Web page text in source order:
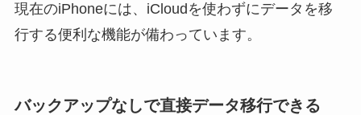
現在のiPhoneには、iCloudを使わずにデータを移
行する便利な機能が備わっています。
バックアップなしで直接データ移行できる